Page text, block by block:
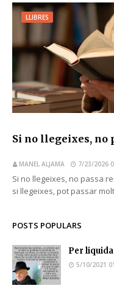
LLIBRES
Si no llegeixes, no
MANEL ALJAMA 7/23/2026
Si no llegeixes, no passa
si llegeixes, pot passar
POSTS POPULARS
Per
5/10/2021